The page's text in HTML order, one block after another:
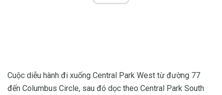
Cuộc diễu hành đi xuống Central Park West từ đường 77
đến Columbus Circle, sau đó dọc theo Central Park South